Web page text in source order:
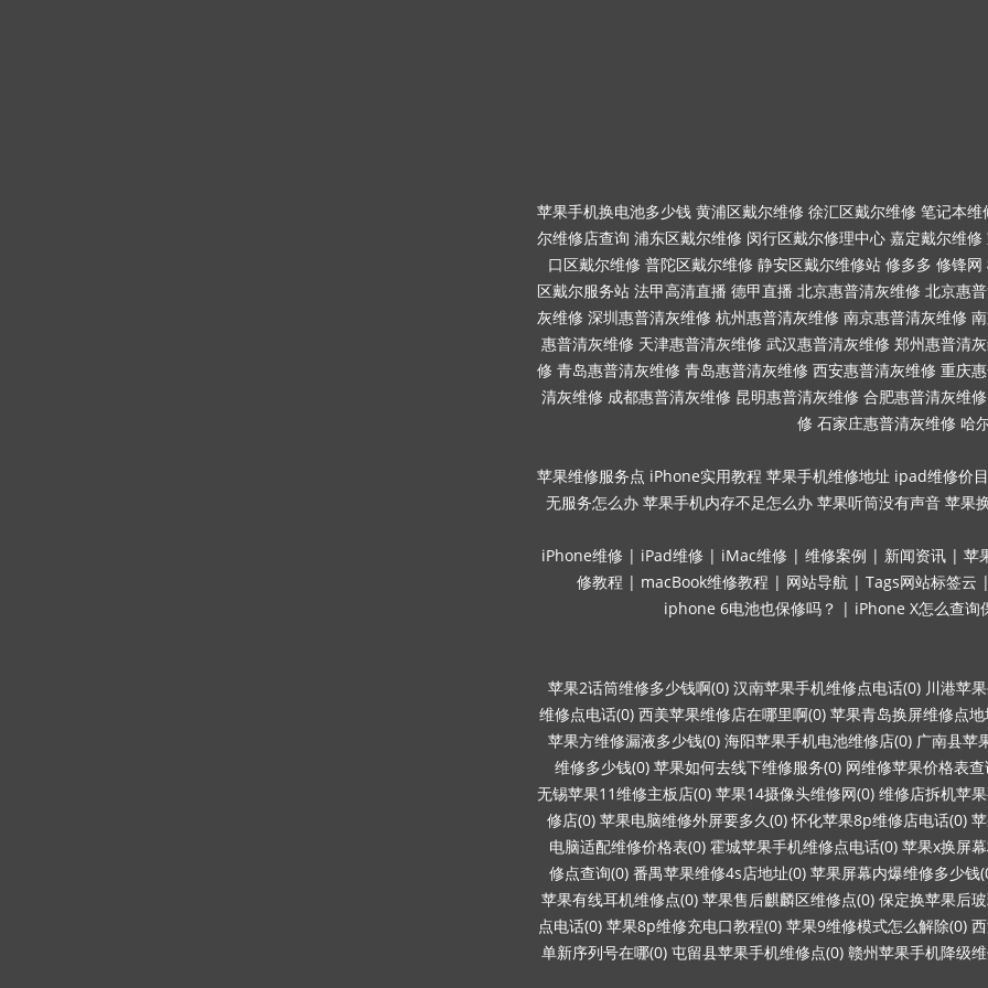
苹果手机换电池多少钱 黄浦区戴尔维修 徐汇区戴尔维修 笔记本维
尔维修店查询 浦东区戴尔维修 闵行区戴尔修理中心 嘉定戴尔维修
口区戴尔维修 普陀区戴尔维修 静安区戴尔维修站 修多多 修锋网
区戴尔服务站 法甲高清直播 德甲直播 北京惠普清灰维修 北京惠
灰维修 深圳惠普清灰维修 杭州惠普清灰维修 南京惠普清灰维修
惠普清灰维修 天津惠普清灰维修 武汉惠普清灰维修 郑州惠普清
修 青岛惠普清灰维修 青岛惠普清灰维修 西安惠普清灰维修 重庆
清灰维修 成都惠普清灰维修 昆明惠普清灰维修 合肥惠普清灰维修
修 石家庄惠普清灰维修 哈
苹果维修服务点 iPhone实用教程 苹果手机维修地址 ipad维修价
无服务怎么办 苹果手机内存不足怎么办 苹果听筒没有声音 苹果
iPhone维修 | iPad维修 | iMac维修 | 维修案例 | 新闻资讯 | 苹
修教程 | macBook维修教程 | 网站导航 | Tags网站标签云
iphone 6电池也保修吗？ | iPhone X怎么查询
苹果2话筒维修多少钱啊(0) 汉南苹果手机维修点电话(0) 川港苹
维修点电话(0) 西美苹果维修店在哪里啊(0) 苹果青岛换屏维修点地
苹果方维修漏液多少钱(0) 海阳苹果手机电池维修店(0) 广南县苹
维修多少钱(0) 苹果如何去线下维修服务(0) 网维修苹果价格表查
无锡苹果11维修主板店(0) 苹果14摄像头维修网(0) 维修店拆机苹
修店(0) 苹果电脑维修外屏要多久(0) 怀化苹果8p维修店电话(0)
电脑适配维修价格表(0) 霍城苹果手机维修点电话(0) 苹果x换屏
修点查询(0) 番禺苹果维修4s店地址(0) 苹果屏幕内爆维修多少钱
苹果有线耳机维修点(0) 苹果售后麒麟区维修点(0) 保定换苹果后
点电话(0) 苹果8p维修充电口教程(0) 苹果9维修模式怎么解除(0)
单新序列号在哪(0) 屯留县苹果手机维修点(0) 赣州苹果手机降级